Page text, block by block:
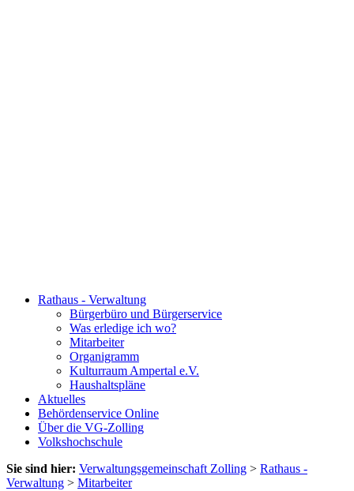
Rathaus - Verwaltung
Bürgerbüro und Bürgerservice
Was erledige ich wo?
Mitarbeiter
Organigramm
Kulturraum Ampertal e.V.
Haushaltspläne
Aktuelles
Behördenservice Online
Über die VG-Zolling
Volkshochschule
Sie sind hier: Verwaltungsgemeinschaft Zolling > Rathaus -
Verwaltung > Mitarbeiter